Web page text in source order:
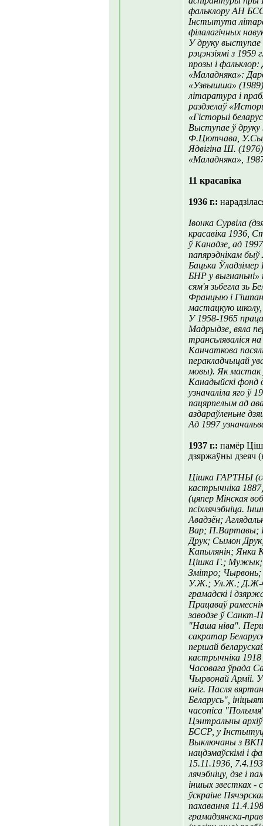
фальклору АН
Інстытута
філалагічных
У друку
рэцэнзіямі з
прозы і
«Маладняка»:
«Узвышша»
літаратура і
раздзелаў
«Гісторыі
Выступае ў
Ф.Цютчава,
Ядвігіна Ш. (1976)
«Маладняка»,
11 красавіка
1936 г.:
Івонка Сурвіла
красавіка 1936,
ў Канадзе, ад
папярэднікам
Бацька
БНР у выгнаньні»
сям'я зьбегла зь
Францыю і
мастацкую школу,
У 1958-1965
Мадрыдзе, вяла
трансьляваліся
Канчаткова
перакладчыцай
мовы). Як мастак
Канадыйскі фонд
узначаліла яго ў
пацярпелым ад
аздараўленьне
Ад 1997
1937 г.: памёр
дзяржаўны дзеяч
Цішка ГАРТНЫ
кастрычніка
(цяпер Мінская
псіхлячэбніца.
Авадзён;
Вар; П.Вартавы;
Друк; Сымон
Капылянін; Янка
Цішка Г.;
Змітро;
У.Ж.; Ул.Ж.; Д.Ж-ч;
грамадскі і
Працаваў
заводзе ў Санкт-
"Наша ніва".
сакратар
першай
кастрычніка
Часовага ўрада
Чырвонай Арміі. У
кніг. Пасля
Беларусь",
часопіса
Цэнтральны
БССР, у
Выключаны з
нацдэмаўскімі і
15.11.1936,
лячэбніцу, дзе і
іншых звестках -
ўскраіне
пахавання
грамадзянска-